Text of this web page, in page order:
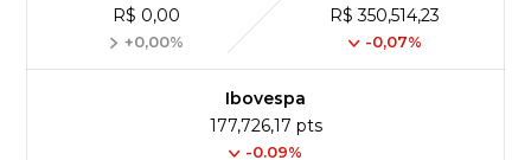
R$ 0,00
+0,00%
R$ 350,514,23
-0,07%
Ibovespa
177,726,17 pts
-0.09%